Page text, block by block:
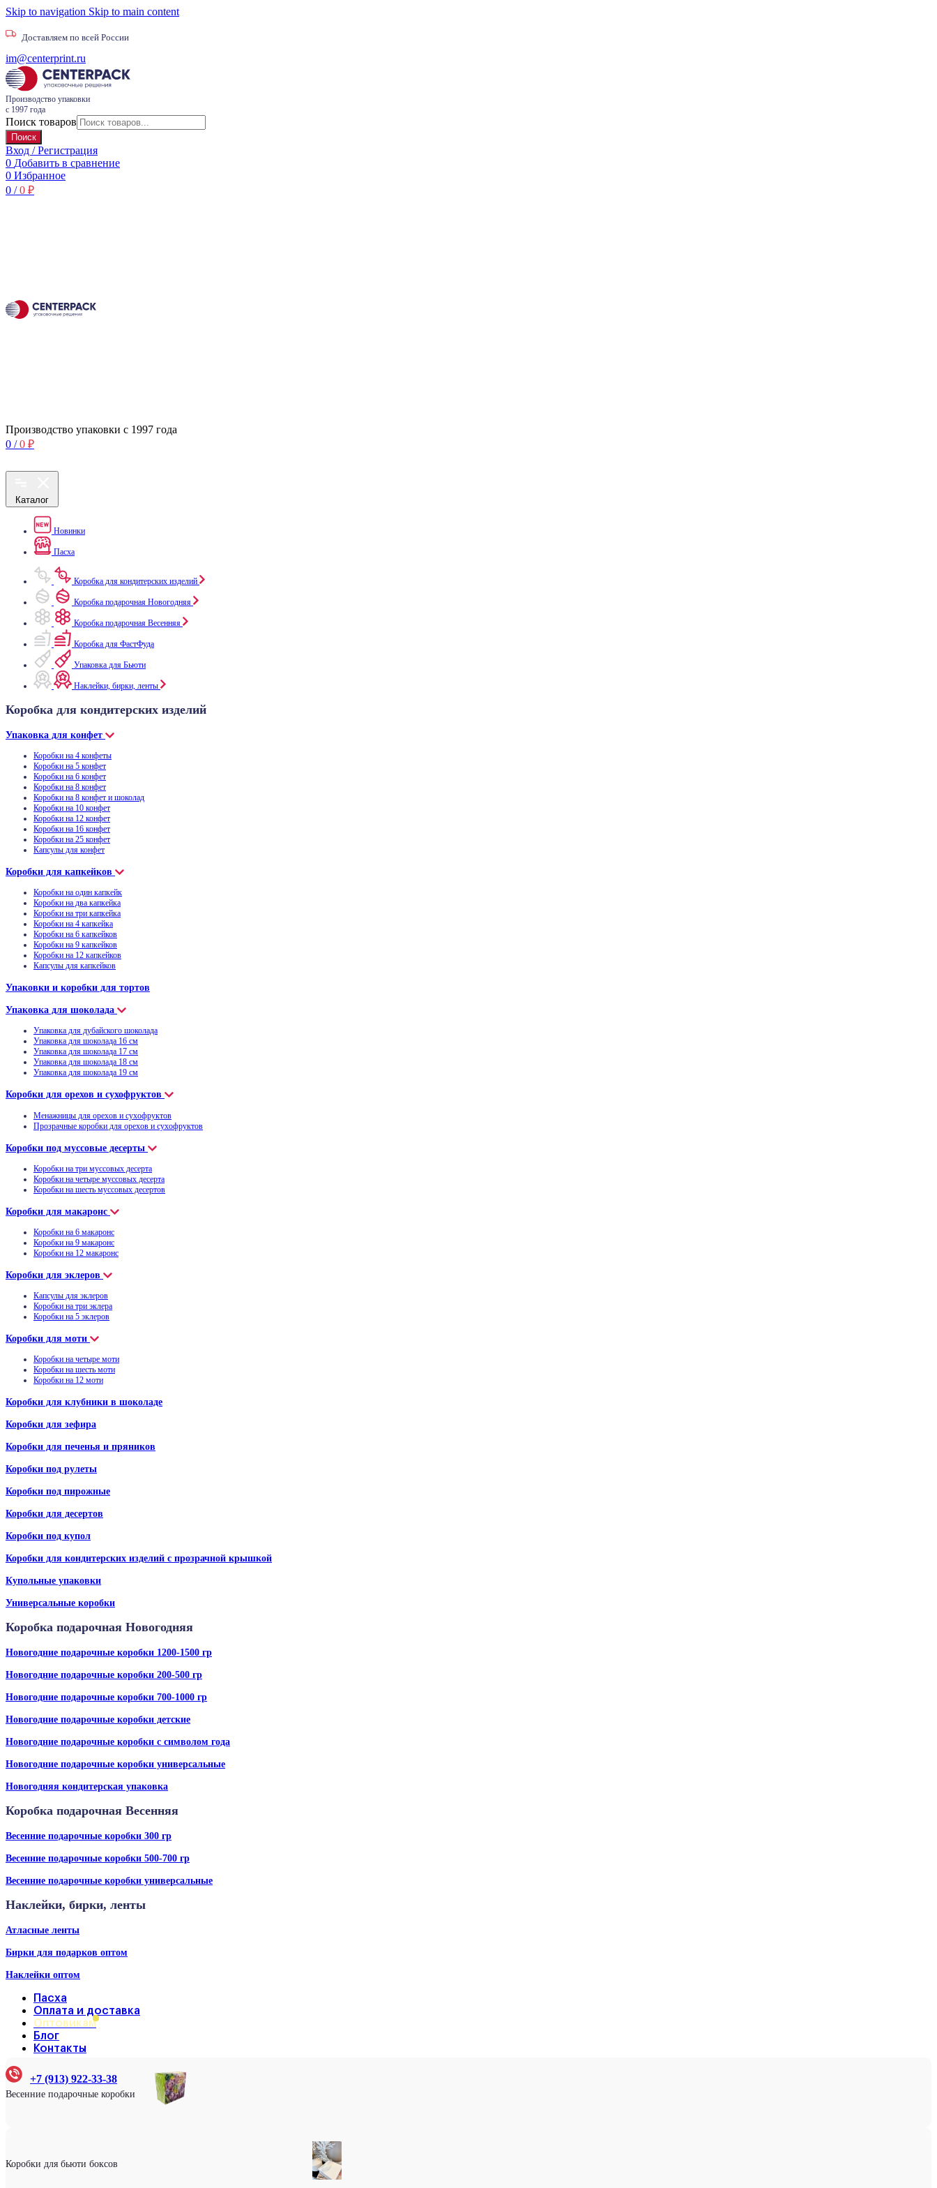
Skip to navigation Skip to main content
Доставляем по всей России
im@centerprint.ru
Производство упаковки
с 1997 года
Поиск товаров
Поиск
Вход / Регистрация
0 Добавить в сравнение
0 Избранное
0 / 0 ₽
Производство упаковки с 1997 года
0 / 0 ₽
Каталог
Новинки
Пасха
Коробка для кондитерских изделий
Коробка подарочная Новогодняя
Коробка подарочная Весенняя
Коробка для ФастФуда
Упаковка для Бьюти
Наклейки, бирки, ленты
Коробка для кондитерских изделий
Упаковка для конфет
Коробки на 4 конфеты
Коробки на 5 конфет
Коробки на 6 конфет
Коробки на 8 конфет
Коробки на 8 конфет и шоколад
Коробки на 10 конфет
Коробки на 12 конфет
Коробки на 16 конфет
Коробки на 25 конфет
Капсулы для конфет
Коробки для капкейков
Коробки на один капкейк
Коробки на два капкейка
Коробки на три капкейка
Коробки на 4 капкейка
Коробки на 6 капкейков
Коробки на 9 капкейков
Коробки на 12 капкейков
Капсулы для капкейков
Упаковки и коробки для тортов
Упаковка для шоколада
Упаковка для дубайского шоколада
Упаковка для шоколада 16 см
Упаковка для шоколада 17 см
Упаковка для шоколада 18 см
Упаковка для шоколада 19 см
Коробки для орехов и сухофруктов
Менажницы для орехов и сухофруктов
Прозрачные коробки для орехов и сухофруктов
Коробки под муссовые десерты
Коробки на три муссовых десерта
Коробки на четыре муссовых десерта
Коробки на шесть муссовых десертов
Коробки для макаронс
Коробки на 6 макаронс
Коробки на 9 макаронс
Коробки на 12 макаронс
Коробки для эклеров
Капсулы для эклеров
Коробки на три эклера
Коробки на 5 эклеров
Коробки для моти
Коробки на четыре моти
Коробки на шесть моти
Коробки на 12 моти
Коробки для клубники в шоколаде
Коробки для зефира
Коробки для печенья и пряников
Коробки под рулеты
Коробки под пирожные
Коробки для десертов
Коробки под купол
Коробки для кондитерских изделий с прозрачной крышкой
Купольные упаковки
Универсальные коробки
Коробка подарочная Новогодняя
Новогодние подарочные коробки 1200-1500 гр
Новогодние подарочные коробки 200-500 гр
Новогодние подарочные коробки 700-1000 гр
Новогодние подарочные коробки детские
Новогодние подарочные коробки с символом года
Новогодние подарочные коробки универсальные
Новогодняя кондитерская упаковка
Коробка подарочная Весенняя
Весенние подарочные коробки 300 гр
Весенние подарочные коробки 500-700 гр
Весенние подарочные коробки универсальные
Наклейки, бирки, ленты
Атласные ленты
Бирки для подарков оптом
Наклейки оптом
Пасха
Оплата и доставка
Оптовикам
Блог
Контакты
+7 (913) 922-33-38
Весенние подарочные коробки
Коробки для бьюти боксов